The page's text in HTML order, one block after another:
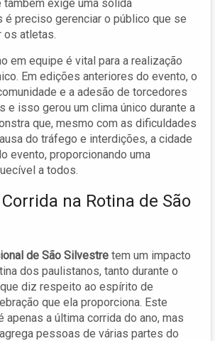
exige uma sólida
é preciso gerenciar o público que se
os atletas.
em equipe é vital para a realização
Em edições anteriores do evento, o
e a adesão de torcedores
e isso gerou um clima único durante a
que, mesmo com as dificuldades
do tráfego e interdições, a cidade
evento, proporcionando uma
a todos.
na Rotina de São
de São Silvestre tem um impacto
dos paulistanos, tanto durante o
diz respeito ao espírito de
que ela proporciona. Este
apenas a última corrida do ano, mas
pessoas de várias partes do